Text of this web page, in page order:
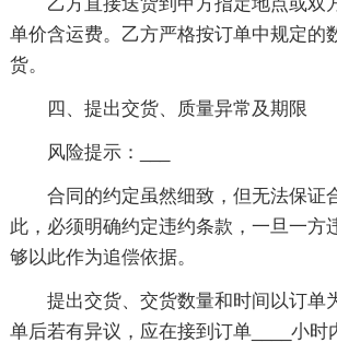
单价含运费。乙方严格按订单中规定的
货。
四、提出交货、质量异常及期限
风险提示：___
合同的约定虽然细致，但无法保证
此，必须明确约定违约条款，一旦一方
够以此作为追偿依据。
提出交货、交货数量和时间以订单
单后若有异议，应在接到订单____小时